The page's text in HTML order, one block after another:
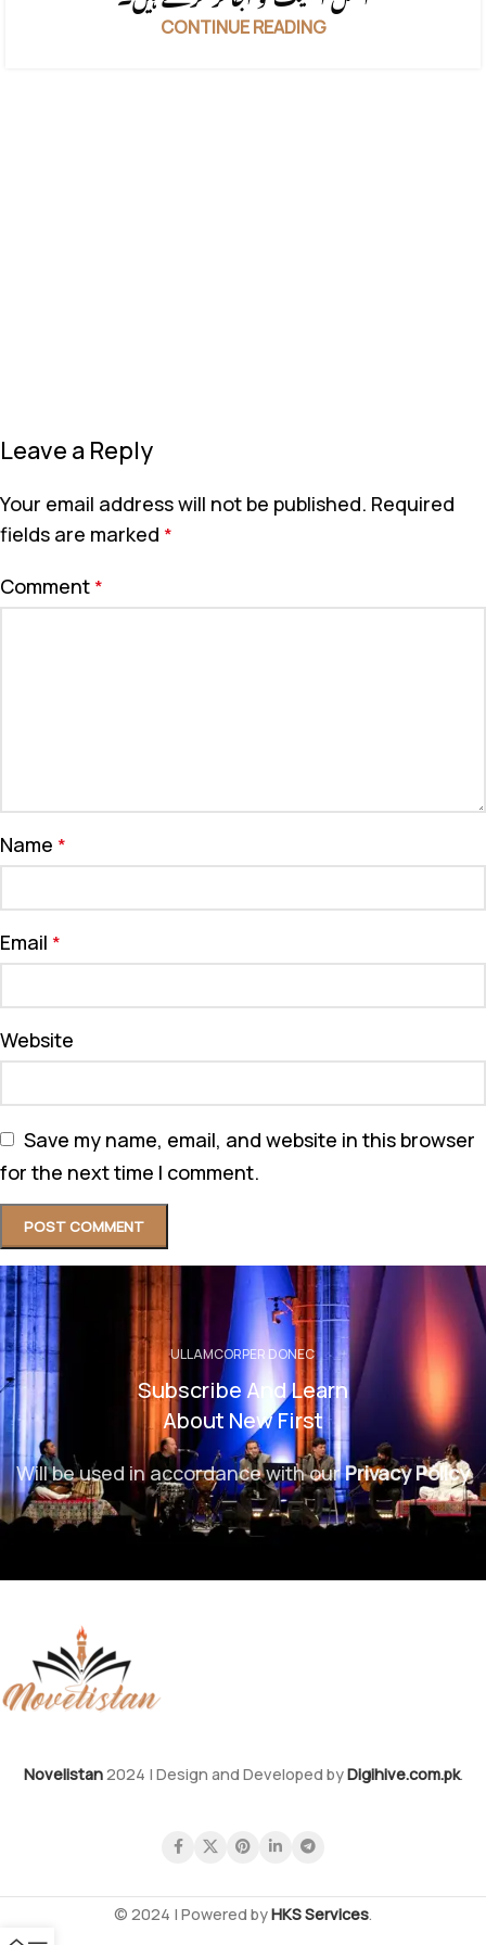
CONTINUE READING
Leave a Reply
Your email address will not be published. Required
fields are marked *
Comment *
Name *
Email *
Website
Save my name, email, and website in this browser
for the next time I comment.
ULLAMCORPER DONEC
Subscribe And Learn
About New First
Will be used in accordance with ourPrivacy Policy
Novelistan2024 | Design and Developed byDigihive.com.pk.
© 2024 | Powered byHKS Services.